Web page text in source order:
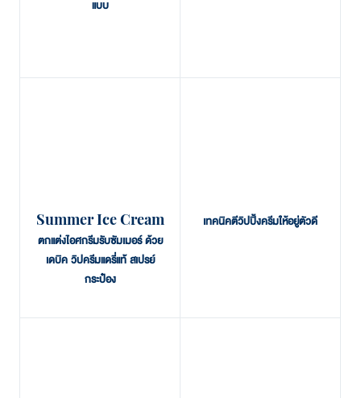
Summer Ice Cream
ตกแต่งไอศกรีมรับซัมเมอร์ ด้วย
เดบิค วิปครีมแดรี่แท้ สเปรย์
กระป๋อง
เทคนิคตีวิปปิ้งครีมให้อยู่ตัวดี